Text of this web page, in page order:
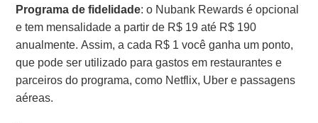
Programa de fidelidade: o Nubank Rewards é opcional
e tem mensalidade a partir de R$ 19 até R$ 190
anualmente. Assim, a cada R$ 1 você ganha um ponto,
que pode ser utilizado para gastos em restaurantes e
parceiros do programa, como Netflix, Uber e passagens
aéreas.